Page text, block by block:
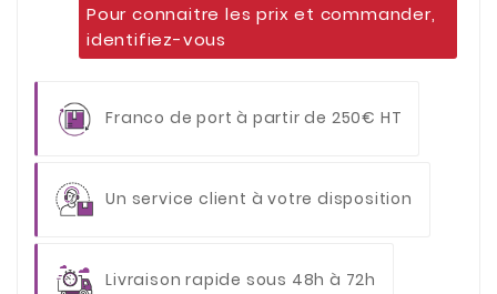
Pour connaitre les prix et commander,
identifiez-vous
Franco de port à partir de 250€ HT
Un service client à votre disposition
Livraison rapide sous 48h à 72h